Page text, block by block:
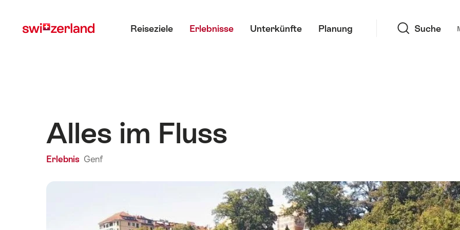
myswitzerland.com
Reiseziele Erlebnisse Unterkünfte Planung Suche
Alles im Fluss
Erlebnis Genf